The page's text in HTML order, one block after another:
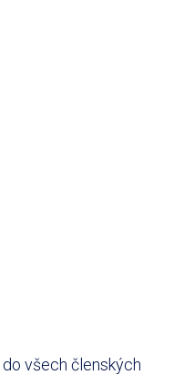
všech členských